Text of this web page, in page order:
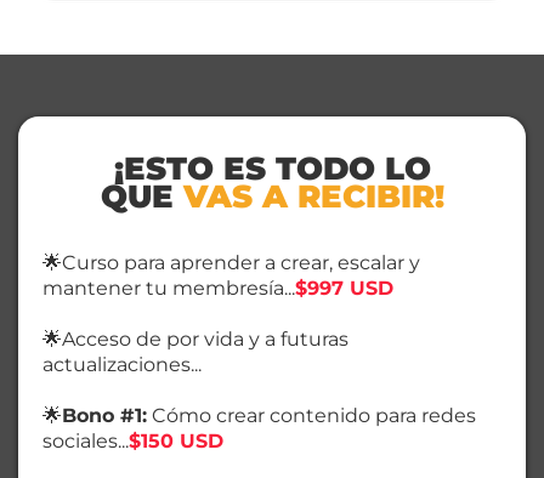
¡ESTO ES TODO LO
QUEVAS A RECIBIR!
🌟Curso para aprender a crear, escalar y
mantener tu membresía...$997 USD
🌟Acceso de por vida y a futuras
actualizaciones...
🌟Bono #1: Cómo crear contenido para redes
sociales...$150 USD